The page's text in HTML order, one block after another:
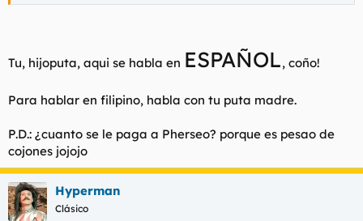
Tu, hijoputa, aqui se habla en ESPAÑOL, coño!
Para hablar en filipino, habla con tu puta madre.
P.D.: ¿cuanto se le paga a Pherseo? porque es pesao de
cojones jojojo
Hyperman
Clásico